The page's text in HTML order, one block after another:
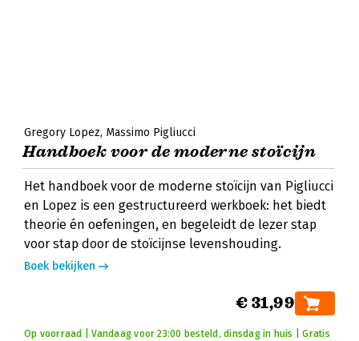
Gregory Lopez Massimo Pigliucci
Handboek voor de moderne stoïcijn
Het handboek voor de moderne stoïcijn van Pigliucci
en Lopez is een gestructureerd werkboek: het biedt
theorie én oefeningen, en begeleidt de lezer stap
voor stap door de stoïcijnse levenshouding.
Boek bekijken
€ 31,99
Op voorraad | Vandaag voor 23:00 besteld, dinsdag in huis | Gratis